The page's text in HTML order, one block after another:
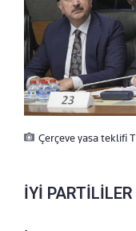
Çerçeve yasa teklifi
İYİ